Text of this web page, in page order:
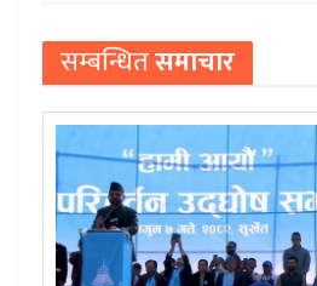
सम्बन्धितसमाचार